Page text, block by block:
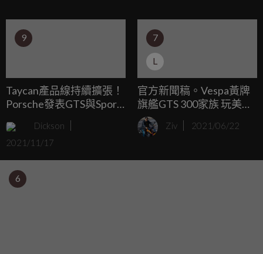
9
Taycan產品線持續擴張！
Porsche發表GTS與Sport
Turismo Wagon新車型！
Dickson
2021/11/17
7
L
官方新聞稿。Vespa黃牌
旗艦GTS 300家族 玩美新
色 強勢登場
Ziv 2021/06/22
6